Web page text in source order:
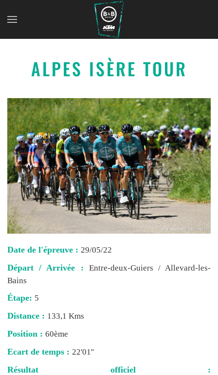
ALPES ISÈRE TOUR
Date de l'épreuve : 29/05/22
Départ / Arrivée : Entre-deux-Guiers / Allevard-les-
Bains
Étape: 5
Distance : 133,1 Kms
Position : 60ème
Ecart de temps : 22'01''
Résultat officiel :